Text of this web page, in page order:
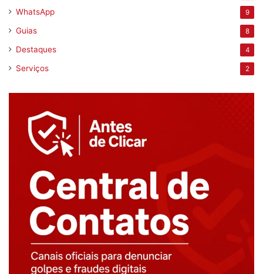
WhatsApp 9
Guias 8
Destaques 4
Serviços 2